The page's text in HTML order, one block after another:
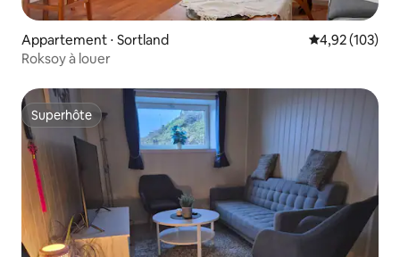
Appartement ⋅ Sortland Évaluation
4,92 (103)
Roksoy à louer
Superhôte
Superhôte